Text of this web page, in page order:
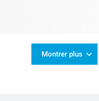
Montrer plus